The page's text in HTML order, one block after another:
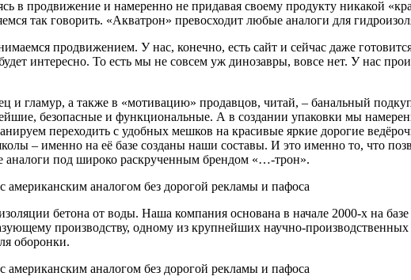
в продвижение и намеренно не придавая своему продукту никакой
так говорить. «Акватрон» превосходит любые аналоги для
продвижением. У нас, конечно, есть сайт и сейчас даже
интересно. То есть мы не совсем уж динозавры, вовсе нет. У нас
и гламур, а также в «мотивацию» продавцов, читай, – банальный
безопасные и функциональные. А в создании упаковки мы
переходить с удобных мешков на красивые яркие дорогие
– именно на её базе созданы наши составы. И это именно то, что
аналоги под широко раскрученным брендом «…-трон».
бетона от воды. Наша компания основана в начале 2000-х на
производству, одному из крупнейших научно-
оборонки.